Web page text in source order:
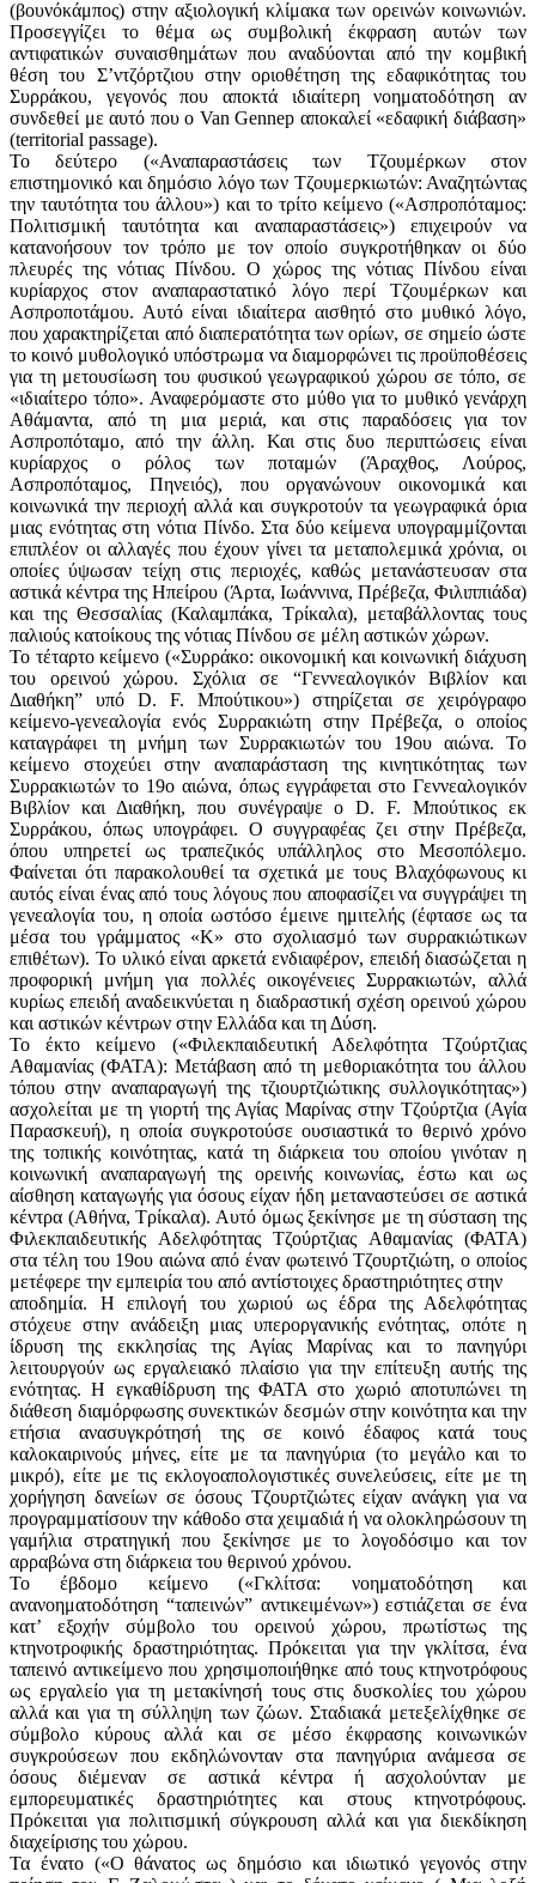
(βουνόκάμπος) στην αξιολογική κλίμακα των ορεινών κοινωνιών.
Προσεγγίζει το θέμα ως συμβολική έκφραση αυτών των
αντιφατικών συναισθημάτων που αναδύονται από την κομβική
θέση του Σ’ντζόρτζιου στην οριοθέτηση της εδαφικότητας του
Συρράκου, γεγονός που αποκτά ιδιαίτερη νοηματοδότηση αν
συνδεθεί με αυτό που ο Van Gennep αποκαλεί «εδαφική διάβαση»
(territorial passage).
Το δεύτερο («Αναπαραστάσεις των Τζουμέρκων στον
επιστημονικό και δημόσιο λόγο των Τζουμερκιωτών: Αναζητώντας
την ταυτότητα του άλλου») και το τρίτο κείμενο («Ασπροπόταμος:
Πολιτισμική ταυτότητα και αναπαραστάσεις») επιχειρούν να
κατανοήσουν τον τρόπο με τον οποίο συγκροτήθηκαν οι δύο
πλευρές της νότιας Πίνδου. Ο χώρος της νότιας Πίνδου είναι
κυρίαρχος στον αναπαραστατικό λόγο περί Τζουμέρκων και
Ασπροποτάμου. Αυτό είναι ιδιαίτερα αισθητό στο μυθικό λόγο,
που χαρακτηρίζεται από διαπερατότητα των ορίων, σε σημείο ώστε
το κοινό μυθολογικό υπόστρωμα να διαμορφώνει τις προϋποθέσεις
για τη μετουσίωση του φυσικού γεωγραφικού χώρου σε τόπο, σε
«ιδιαίτερο τόπο». Αναφερόμαστε στο μύθο για το μυθικό γενάρχη
Αθάμαντα, από τη μια μεριά, και στις παραδόσεις για τον
Ασπροπόταμο, από την άλλη. Και στις δυο περιπτώσεις είναι
κυρίαρχος ο ρόλος των ποταμών (Άραχθος, Λούρος,
Ασπροπόταμος, Πηνειός), που οργανώνουν οικονομικά και
κοινωνικά την περιοχή αλλά και συγκροτούν τα γεωγραφικά όρια
μιας ενότητας στη νότια Πίνδο. Στα δύο κείμενα υπογραμμίζονται
επιπλέον οι αλλαγές που έχουν γίνει τα μεταπολεμικά χρόνια, οι
οποίες ύψωσαν τείχη στις περιοχές, καθώς μετανάστευσαν στα
αστικά κέντρα της Ηπείρου (Άρτα, Ιωάννινα, Πρέβεζα, Φιλιππιάδα)
και της Θεσσαλίας (Καλαμπάκα, Τρίκαλα), μεταβάλλοντας τους
παλιούς κατοίκους της νότιας Πίνδου σε μέλη αστικών χώρων.
Το τέταρτο κείμενο («Συρράκο: οικονομική και κοινωνική διάχυση
του ορεινού χώρου. Σχόλια σε “Γεννεαλογικόν Βιβλίον και
Διαθήκη” υπό D. F. Μπούτικου») στηρίζεται σε χειρόγραφο
κείμενο-γενεαλογία ενός Συρρακιώτη στην Πρέβεζα, ο οποίος
καταγράφει τη μνήμη των Συρρακιωτών του 19ου αιώνα. Το
κείμενο στοχεύει στην αναπαράσταση της κινητικότητας των
Συρρακιωτών το 19ο αιώνα, όπως εγγράφεται στο Γεννεαλογικόν
Βιβλίον και Διαθήκη, που συνέγραψε ο D. F. Μπούτικος εκ
Συρράκου, όπως υπογράφει. Ο συγγραφέας ζει στην Πρέβεζα,
όπου υπηρετεί ως τραπεζικός υπάλληλος στο Μεσοπόλεμο.
Φαίνεται ότι παρακολουθεί τα σχετικά με τους Βλαχόφωνους κι
αυτός είναι ένας από τους λόγους που αποφασίζει να συγγράψει τη
γενεαλογία του, η οποία ωστόσο έμεινε ημιτελής (έφτασε ως τα
μέσα του γράμματος «Κ» στο σχολιασμό των συρρακιώτικων
επιθέτων). Το υλικό είναι αρκετά ενδιαφέρον, επειδή διασώζεται η
προφορική μνήμη για πολλές οικογένειες Συρρακιωτών, αλλά
κυρίως επειδή αναδεικνύεται η διαδραστική σχέση ορεινού χώρου
και αστικών κέντρων στην Ελλάδα και τη Δύση.
Το έκτο κείμενο («Φιλεκπαιδευτική Αδελφότητα Τζούρτζιας
Αθαμανίας (ΦΑΤΑ): Μετάβαση από τη μεθοριακότητα του άλλου
τόπου στην αναπαραγωγή της τζιουρτζιώτικης συλλογικότητας»)
ασχολείται με τη γιορτή της Αγίας Μαρίνας στην Τζούρτζια (Αγία
Παρασκευή), η οποία συγκροτούσε ουσιαστικά το θερινό χρόνο
της τοπικής κοινότητας, κατά τη διάρκεια του οποίου γινόταν η
κοινωνική αναπαραγωγή της ορεινής κοινωνίας, έστω και ως
αίσθηση καταγωγής για όσους είχαν ήδη μεταναστεύσει σε αστικά
κέντρα (Αθήνα, Τρίκαλα). Αυτό όμως ξεκίνησε με τη σύσταση της
Φιλεκπαιδευτικής Αδελφότητας Τζούρτζιας Αθαμανίας (ΦΑΤΑ)
στα τέλη του 19ου αιώνα από έναν φωτεινό Τζουρτζιώτη, ο οποίος
μετέφερε την εμπειρία του από αντίστοιχες δραστηριότητες στην
αποδημία. Η επιλογή του χωριού ως έδρα της Αδελφότητας
στόχευε στην ανάδειξη μιας υπεροργανικής ενότητας, οπότε η
ίδρυση της εκκλησίας της Αγίας Μαρίνας και το πανηγύρι
λειτουργούν ως εργαλειακό πλαίσιο για την επίτευξη αυτής της
ενότητας. Η εγκαθίδρυση της ΦΑΤΑ στο χωριό αποτυπώνει τη
διάθεση διαμόρφωσης συνεκτικών δεσμών στην κοινότητα και την
ετήσια ανασυγκρότησή της σε κοινό έδαφος κατά τους
καλοκαιρινούς μήνες, είτε με τα πανηγύρια (το μεγάλο και το
μικρό), είτε με τις εκλογοαπολογιστικές συνελεύσεις, είτε με τη
χορήγηση δανείων σε όσους Τζουρτζιώτες είχαν ανάγκη για να
προγραμματίσουν την κάθοδο στα χειμαδιά ή να ολοκληρώσουν τη
γαμήλια στρατηγική που ξεκίνησε με το λογοδόσιμο και τον
αρραβώνα στη διάρκεια του θερινού χρόνου.
Το έβδομο κείμενο («Γκλίτσα: νοηματοδότηση και
ανανοηματοδότηση “ταπεινών” αντικειμένων») εστιάζεται σε ένα
κατ’ εξοχήν σύμβολο του ορεινού χώρου, πρωτίστως της
κτηνοτροφικής δραστηριότητας. Πρόκειται για την γκλίτσα, ένα
ταπεινό αντικείμενο που χρησιμοποιήθηκε από τους κτηνοτρόφους
ως εργαλείο για τη μετακίνησή τους στις δυσκολίες του χώρου
αλλά και για τη σύλληψη των ζώων. Σταδιακά μετεξελίχθηκε σε
σύμβολο κύρους αλλά και σε μέσο έκφρασης κοινωνικών
συγκρούσεων που εκδηλώνονταν στα πανηγύρια ανάμεσα σε
όσους διέμεναν σε αστικά κέντρα ή ασχολούνταν με
εμπορευματικές δραστηριότητες και στους κτηνοτρόφους.
Πρόκειται για πολιτισμική σύγκρουση αλλά και για διεκδίκηση
διαχείρισης του χώρου.
Τα ένατο («Ο θάνατος ως δημόσιο και ιδιωτικό γεγονός στην